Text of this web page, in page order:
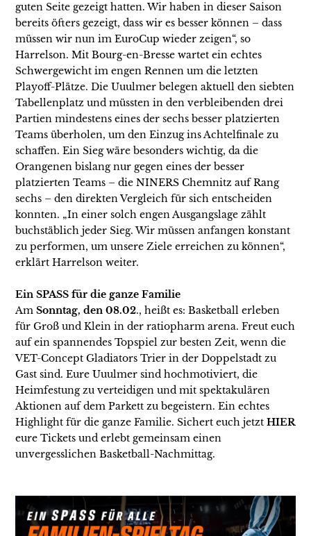
guten Seite gezeigt hatten. Wir haben in dieser Saison
bereits öfters gezeigt, dass wir es besser können – dass
müssen wir nun im EuroCup wieder zeigen“, so
Harrelson. Mit Bourg-en-Bresse wartet ein echtes
Schwergewicht im engen Rennen um die letzten
Playoff-Plätze. Die Uuulmer belegen aktuell den siebten
Tabellenplatz und müssten in den verbleibenden drei
Partien mindestens eines der sechs besser platzierten
Teams überholen, um den Einzug ins Achtelfinale zu
schaffen. Ein Sieg wäre besonders wichtig, da die
Orangenen bislang nur gegen eines der besser
platzierten Teams – die NINERS Chemnitz auf Rang
sechs – den direkten Vergleich für sich entscheiden
konnten. „In einer solch engen Ausgangslage zählt
buchstäblich jeder Sieg. Wir müssen anfangen konstant
zu performen, um unsere Ziele erreichen zu können“,
erklärt Harrelson weiter.
Ein SPASS für die ganze Familie
Am Sonntag, den 08.02., heißt es: Basketball erleben
für Groß und Klein in der ratiopharm arena. Freut euch
auf ein spannendes Topspiel zur besten Zeit, wenn die
VET-Concept Gladiators Trier in der Doppelstadt zu
Gast sind. Eure Uuulmer sind hochmotiviert, die
Heimfestung zu verteidigen und mit spektakulären
Aktionen auf dem Parkett zu begeistern. Ein echtes
Highlight für die ganze Familie. Sichert euch jetztHIER
eure Tickets und erlebt gemeinsam einen
unvergesslichen Basketball-Nachmittag.